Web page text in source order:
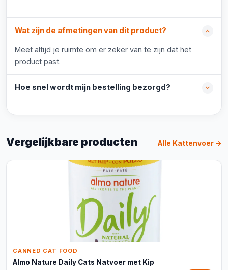
Wat zijn de afmetingen van dit product?
Meet altijd je ruimte om er zeker van te zijn dat het
product past.
Hoe snel wordt mijn bestelling bezorgd?
Vergelijkbare producten Alle Kattenvoer →
CANNED CAT FOOD
Almo Nature Daily Cats Natvoer met Kip